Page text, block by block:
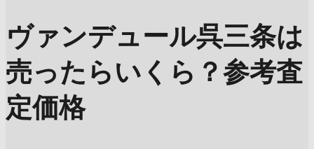
ヴァンデュール呉三条は
売ったらいくら？参考査
定価格